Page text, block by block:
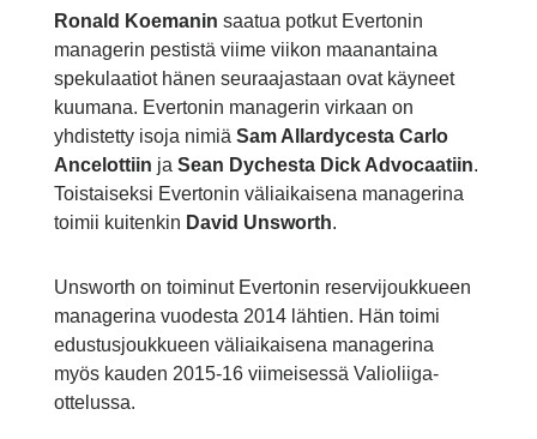
Ronald Koemanin saatua potkut Evertonin
managerin pestistä viime viikon maanantaina
spekulaatiot hänen seuraajastaan ovat käyneet
kuumana. Evertonin managerin virkaan on
yhdistetty isoja nimiä Sam Allardycesta Carlo
Ancelottiin ja Sean Dychesta Dick Advocaatiin.
Toistaiseksi Evertonin väliaikaisena managerina
toimii kuitenkin David Unsworth.
Unsworth on toiminut Evertonin reservijoukkueen
managerina vuodesta 2014 lähtien. Hän toimi
edustusjoukkueen väliaikaisena managerina
myös kauden 2015-16 viimeisessä Valioliiga-
ottelussa.